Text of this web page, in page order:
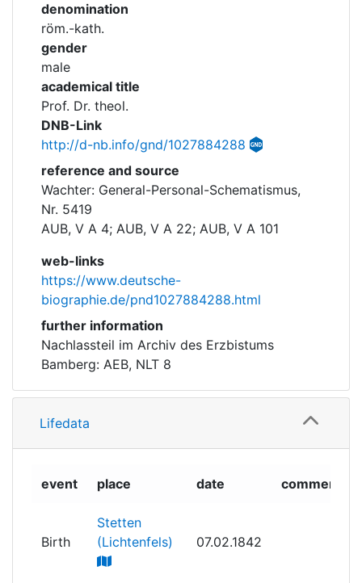
denomination
röm.-kath.
gender
male
academical title
Prof. Dr. theol.
DNB-Link
http://d-nb.info/gnd/1027884288
reference and source
Wachter: General-Personal-Schematismus,
Nr. 5419
AUB, V A 4; AUB, V A 22; AUB, V A 101
web-links
https://www.deutsche-
biographie.de/pnd1027884288.html
further information
Nachlassteil im Archiv des Erzbistums
Bamberg: AEB, NLT 8
Lifedata
event place date comment
Birth
Stetten
(Lichtenfels)
07.02.1842